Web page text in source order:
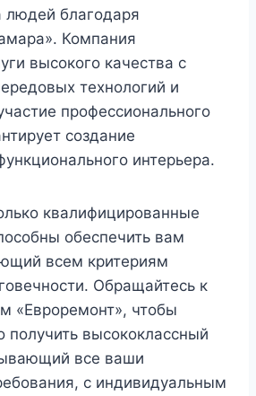
людей благодаря
Компания
высокого качества с
технологий и
профессионального
создание
интерьера.
квалифицированные
обеспечить вам
всем критериям
Обращайтесь к
«Евроремонт», чтобы
получить высококлассный
все ваши
с индивидуальным